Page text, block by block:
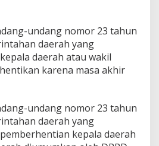
undang nomor 23 tahun
daerah yang
daerah atau wakil
karena masa akhir
undang nomor 23 tahun
daerah yang
kepala daerah